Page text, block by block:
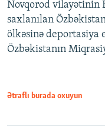
Novqorod vilayətinin
saxlanılan
ölkəsinə deportasiya
Özbəkistanın
Ətraflı burada oxuyun